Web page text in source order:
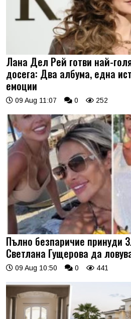
Лана Дел Рей готви най-
досега: Два албума, една
емоции
09 Aug 11:07 0 252
Пълно безпаричие принуди
Светлана Гущерова да
09 Aug 10:50 0 441